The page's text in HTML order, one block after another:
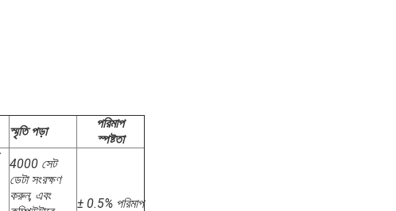
স্মৃতি পড়া
পরিমাপ
স্পষ্টতা
4000 সেট
ডেটা সংরক্ষণ
করুন, এবং
± 0.5% পরিমাপ